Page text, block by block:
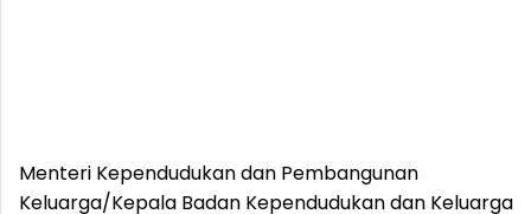
Menteri Kependudukan dan Pembangunan
Keluarga/Kepala Badan Kependudukan dan Keluarga